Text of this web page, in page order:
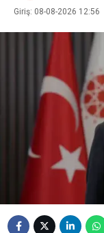
Giriş: 08-08-2026 12:56